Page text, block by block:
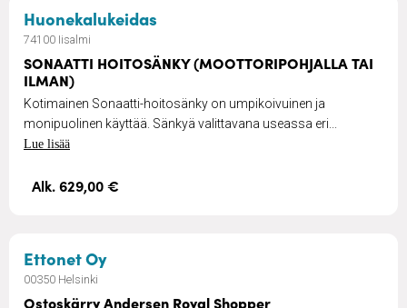
Huonekalukeidas
74100 Iisalmi
SONAATTI HOITOSÄNKY (MOOTTORIPOHJALLA TAI
ILMAN)
Kotimainen Sonaatti-hoitosänky on umpikoivuinen ja
monipuolinen käyttää. Sänkyä valittavana useassa eri...
Lue lisää
Alk. 629,00 €
Ettonet Oy– Ostoskärry Andersen Royal Shopper
00350 Helsinki
Ostoskärry Andersen Royal Shopper